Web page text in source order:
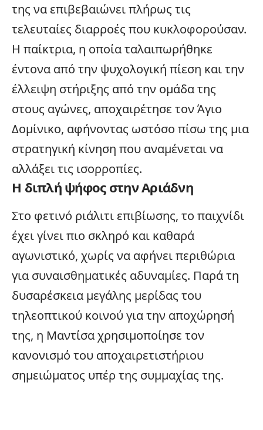
της να επιβεβαιώνει πλήρως τις
τελευταίες διαρροές που κυκλοφορούσαν.
Η παίκτρια, η οποία ταλαιπωρήθηκε
έντονα από την ψυχολογική πίεση και την
έλλειψη στήριξης από την ομάδα της
στους αγώνες, αποχαιρέτησε τον Άγιο
Δομίνικο, αφήνοντας ωστόσο πίσω της μια
στρατηγική κίνηση που αναμένεται να
αλλάξει τις ισορροπίες.
Η διπλή ψήφος στην Αριάδνη
Στο φετινό ριάλιτι επιβίωσης, το παιχνίδι
έχει γίνει πιο σκληρό και καθαρά
αγωνιστικό, χωρίς να αφήνει περιθώρια
για συναισθηματικές αδυναμίες. Παρά τη
δυσαρέσκεια μεγάλης μερίδας του
τηλεοπτικού κοινού για την αποχώρησή
της, η Μαντίσα χρησιμοποίησε τον
κανονισμό του αποχαιρετιστήριου
σημειώματος υπέρ της συμμαχίας της.